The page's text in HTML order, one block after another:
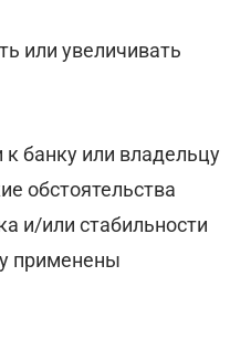
или увеличивать
банку или владельцу
обстоятельства
и/или стабильности
применены